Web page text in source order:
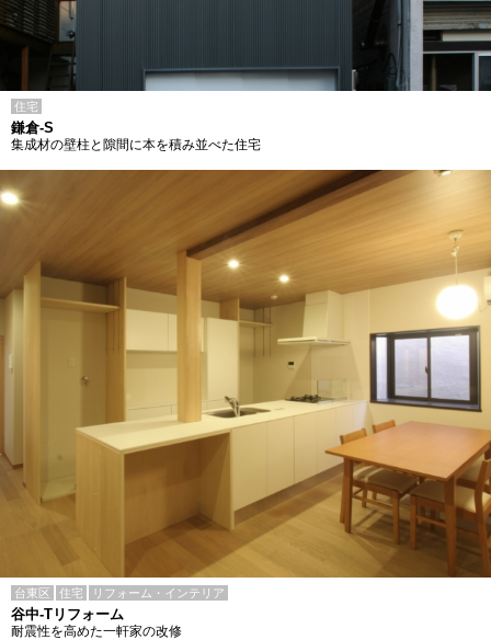
住宅
鎌倉-S
集成材の壁柱と隙間に本を積み並べた住宅
台東区 住宅 リフォーム・インテリア
谷中-Tリフォーム
耐震性を高めた一軒家の改修